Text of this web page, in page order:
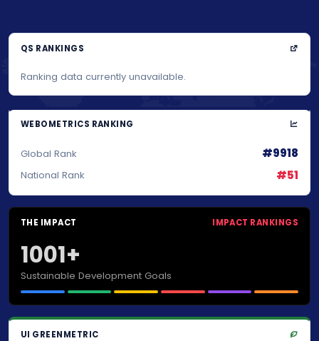
QS RANKINGS
Ranking data currently unavailable.
WEBOMETRICS RANKING
Global Rank #9918
National Rank #51
THE IMPACT IMPACT RANKINGS
1001+
Sustainable Development Goals
UI GREENMETRIC